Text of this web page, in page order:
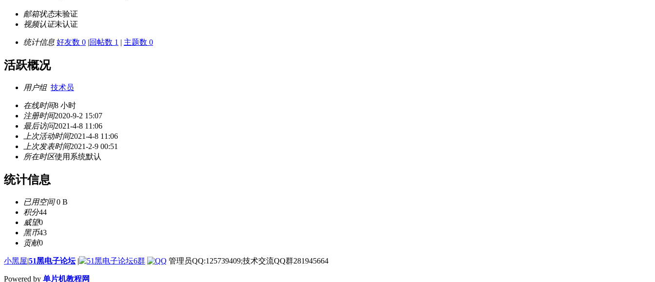
邮箱状态未验证
视频认证未认证
统计信息 好友数 0 |回帖数 1 | 主题数 0
活跃概况
用户组 技术员
在线时间8 小时
注册时间2020-9-2 15:07
最后访问2021-4-8 11:06
上次活动时间2021-4-8 11:06
上次发表时间2021-2-9 00:51
所在时区使用系统默认
统计信息
已用空间0 B
积分44
威望0
黑币43
贡献0
小黑屋|51黑电子论坛 | 管理员QQ:125739409;技术交流QQ群281945664
Powered by 单片机教程网